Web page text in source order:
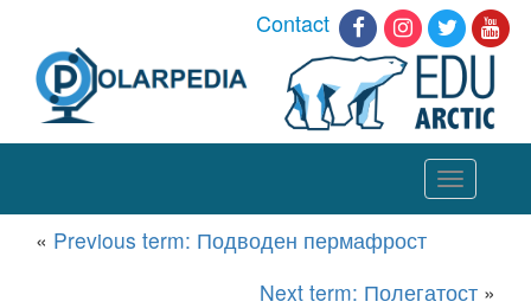
Contact
Toggle
navigation
« Previous term: Подводен пермафрост
Next term: Полегатост »